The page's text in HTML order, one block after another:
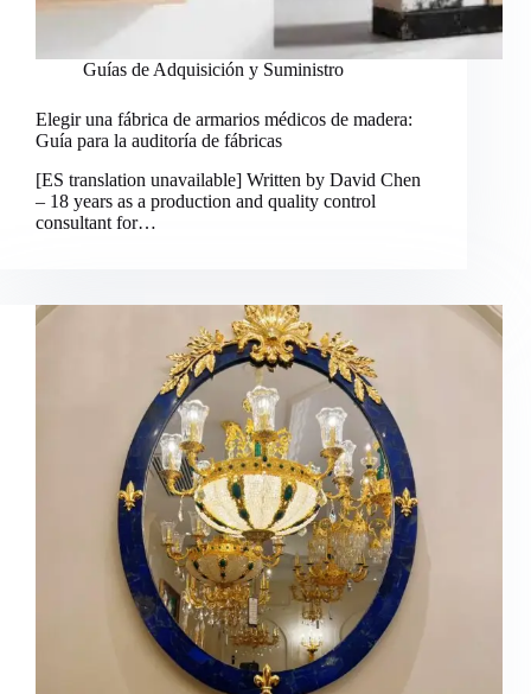
Guías de Adquisición y Suministro
Elegir una fábrica de armarios médicos de madera:
Guía para la auditoría de fábricas
[ES translation unavailable] Written by David Chen
– 18 years as a production and quality control
consultant for…